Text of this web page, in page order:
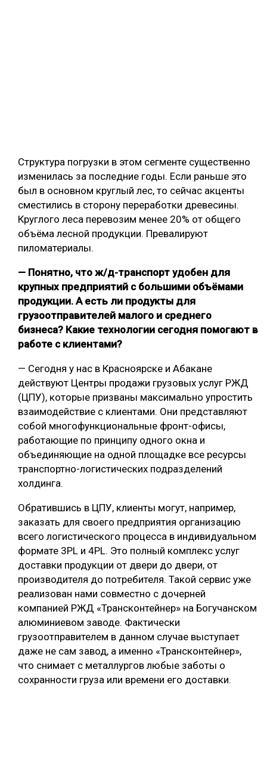
Структура погрузки в этом сегменте существенно
изменилась за последние годы. Если раньше это
был в основном круглый лес, то сейчас акценты
сместились в сторону переработки древесины.
Круглого леса перевозим менее 20% от общего
объёма лесной продукции. Превалируют
пиломатериалы.
— Понятно, что ж/д-транспорт удобен для
крупных предприятий с большими объёмами
продукции. А есть ли продукты для
грузоотправителей малого и среднего
бизнеса? Какие технологии сегодня помогают в
работе с клиентами?
— Сегодня у нас в Красноярске и Абакане
действуют Центры продажи грузовых услуг РЖД
(ЦПУ), которые призваны максимально упростить
взаимодействие с клиентами. Они представляют
собой многофункциональные фронт-офисы,
работающие по принципу одного окна и
объединяющие на одной площадке все ресурсы
транспортно-логистических подразделений
холдинга.
Обратившись в ЦПУ, клиенты могут, например,
заказать для своего предприятия организацию
всего логистического процесса в индивидуальном
формате 3PL и 4PL. Это полный комплекс услуг
доставки продукции от двери до двери, от
производителя до потребителя. Такой сервис уже
реализован нами совместно с дочерней
компанией РЖД «Трансконтейнер» на Богучанском
алюминиевом заводе. Фактически
грузоотправителем в данном случае выступает
даже не сам завод, а именно «Трансконтейнер»,
что снимает с металлургов любые заботы о
сохранности груза или времени его доставки.